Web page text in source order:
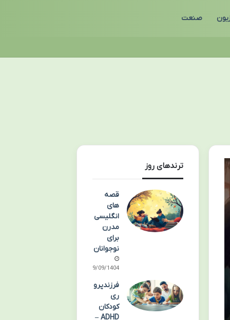
صنعت
ترندهای روز
قصه
های
انگلیسی
مدرن
برای
نوجوانان
29/09/1404
فرزندپرو
ری
کودکان
ADHD –